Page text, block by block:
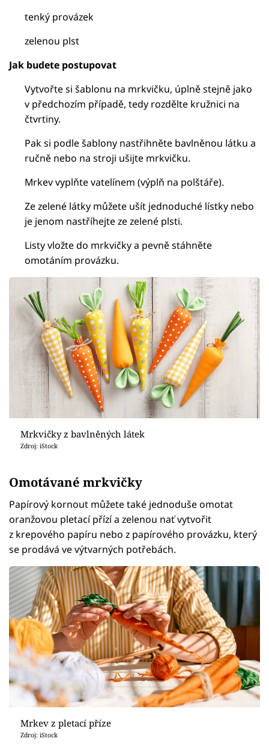
tenký provázek
zelenou plst
Jak budete postupovat
Vytvořte si šablonu na mrkvičku, úplně stejně jako
v předchozím případě, tedy rozdělte kružnici na
čtvrtiny.
Pak si podle šablony nastřihněte bavlněnou látku a
ručně nebo na stroji ušijte mrkvičku.
Mrkev vyplňte vatelínem (výplň na polštáře).
Ze zelené látky můžete ušít jednoduché lístky nebo
je jenom nastříhejte ze zelené plsti.
Listy vložte do mrkvičky a pevně stáhněte
omotáním provázku.
Mrkvičky z bavlněných látek
Zdroj: iStock
Omotávané mrkvičky
Papírový kornout můžete také jednoduše omotat
oranžovou pletací přízí a zelenou nať vytvořit
z krepového papíru nebo z papírového provázku, který
se prodává ve výtvarných potřebách.
Mrkev z pletací příze
Zdroj: iStock